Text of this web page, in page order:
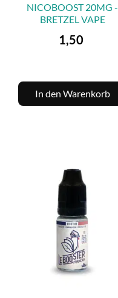
NICOBOOST 20MG -
BRETZEL VAPE
Preis
1,50
In den Warenkorb